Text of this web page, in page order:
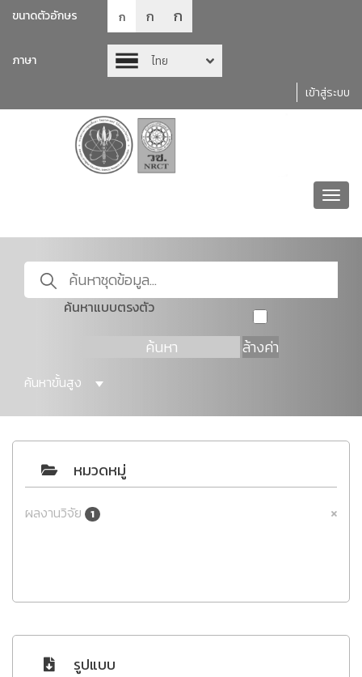
ขนาดตัวอักษร ก ก ก
ภาษา
ไทย
เข้าสู่ระบบ
ค้นหาแบบตรงตัว
ค้นหา ล้างค่า
ค้นหาขั้นสูง
หมวดหมู่
ผลงานวิจัย 1
รูปแบบ